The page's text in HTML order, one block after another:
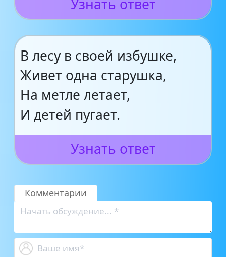
Узнать ответ
В лесу в своей избушке,
Живет одна старушка,
На метле летает,
И детей пугает.
Узнать ответ
Комментарии